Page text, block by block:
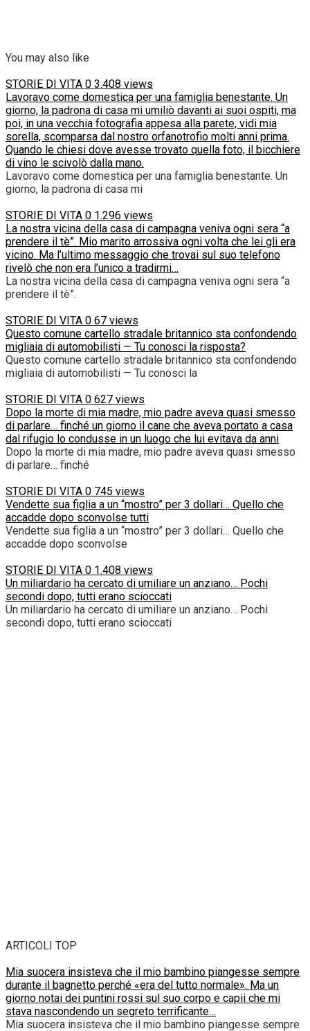
You may also like
STORIE DI VITA 0 3.408 views
Lavoravo come domestica per una famiglia benestante. Un
giorno, la padrona di casa mi umiliò davanti ai suoi ospiti, ma
poi, in una vecchia fotografia appesa alla parete, vidi mia
sorella, scomparsa dal nostro orfanotrofio molti anni prima.
Quando le chiesi dove avesse trovato quella foto, il bicchiere
di vino le scivolò dalla mano.
Lavoravo come domestica per una famiglia benestante. Un
giorno, la padrona di casa mi
STORIE DI VITA 0 1.296 views
La nostra vicina della casa di campagna veniva ogni sera “a
prendere il tè”. Mio marito arrossiva ogni volta che lei gli era
vicino. Ma l’ultimo messaggio che trovai sul suo telefono
rivelò che non era l’unico a tradirmi…
La nostra vicina della casa di campagna veniva ogni sera “a
prendere il tè”.
STORIE DI VITA 0 67 views
Questo comune cartello stradale britannico sta confondendo
migliaia di automobilisti — Tu conosci la risposta?
Questo comune cartello stradale britannico sta confondendo
migliaia di automobilisti — Tu conosci la
STORIE DI VITA 0 627 views
Dopo la morte di mia madre, mio padre aveva quasi smesso
di parlare… finché un giorno il cane che aveva portato a casa
dal rifugio lo condusse in un luogo che lui evitava da anni
Dopo la morte di mia madre, mio padre aveva quasi smesso
di parlare… finché
STORIE DI VITA 0 745 views
Vendette sua figlia a un “mostro” per 3 dollari… Quello che
accadde dopo sconvolse tutti
Vendette sua figlia a un “mostro” per 3 dollari… Quello che
accadde dopo sconvolse
STORIE DI VITA 0 1.408 views
Un miliardario ha cercato di umiliare un anziano… Pochi
secondi dopo, tutti erano scioccati
Un miliardario ha cercato di umiliare un anziano… Pochi
secondi dopo, tutti erano scioccati
ARTICOLI TOP
Mia suocera insisteva che il mio bambino piangesse sempre
durante il bagnetto perché «era del tutto normale». Ma un
giorno notai dei puntini rossi sul suo corpo e capii che mi
stava nascondendo un segreto terrificante…
Mia suocera insisteva che il mio bambino piangesse sempre